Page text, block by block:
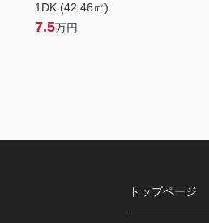
1DK (42.46㎡)
7.5万円
トップページ